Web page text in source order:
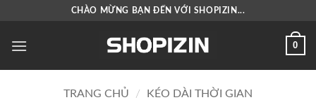
nội
CHÀO MỪNG BẠN ĐẾN VỚI SHOPIZIN...
0
TRANG CHỦ / KÉO DÀI THỜI GIAN